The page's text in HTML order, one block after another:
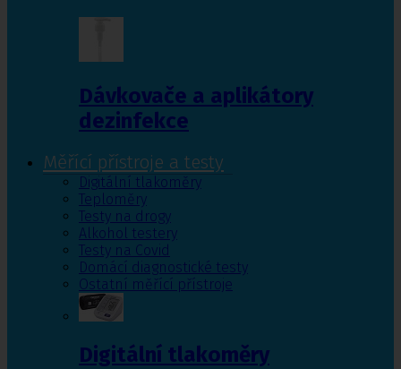
Dávkovače a aplikátory
dezinfekce
Měřící přístroje a testy
Digitální tlakoměry
Teploměry
Testy na drogy
Alkohol testery
Testy na Covid
Domácí diagnostické testy
Ostatní měřící přístroje
Digitální tlakoměry